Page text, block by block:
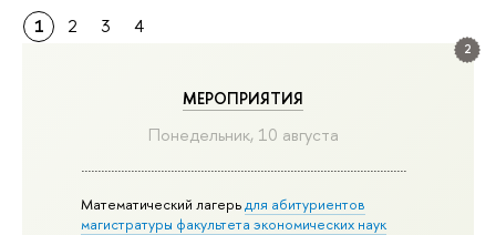
2
МЕРОПРИЯТИЯ
Понедельник, 10 августа
Математический лагерь для абитуриентов
магистратуры факультета экономических наук
1 2 3 4